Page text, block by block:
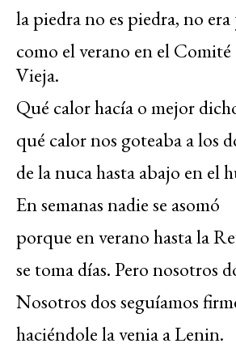
la piedra no es piedra, no era
como el verano en el
Vieja.
Qué calor hacía o mejor
qué calor nos goteaba a los
de la nuca hasta abajo en el
En semanas nadie se asomó
porque en verano hasta la
se toma días. Pero nosotros
Nosotros dos seguíamos
haciéndole la venia a Lenin.